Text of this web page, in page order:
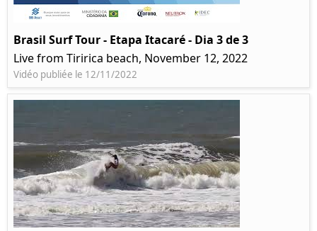
Brasil Surf Tour - Etapa Itacaré - Dia 3 de 3
Live from Tiririca beach, November 12, 2022
Vidéo publiée le 12/11/2022